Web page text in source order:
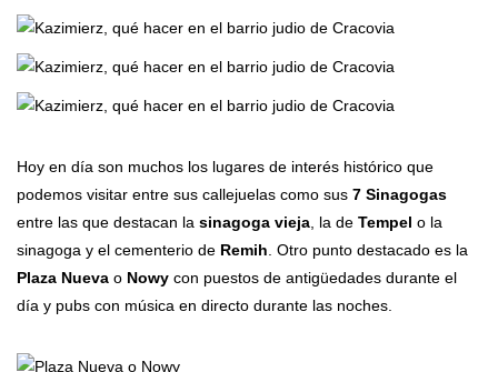
Hoy en día son muchos los lugares de interés histórico que
podemos visitar entre sus callejuelas como sus 7 Sinagogas
entre las que destacan la sinagoga vieja , la de Tempel o la
sinagoga y el cementerio de Remih . Otro punto destacado es la
Plaza Nueva o Nowy con puestos de antigüedades durante el
día y pubs con música en directo durante las noches.